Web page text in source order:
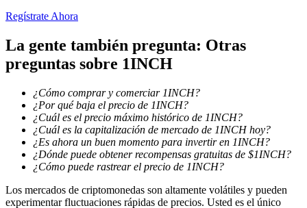
Préstamos
Servicio de préstamos respaldado por criptomonedas
Regístrate Ahora
La gente también pregunta: Otras
preguntas sobre 1INCH
¿Cómo comprar y comerciar 1INCH?
¿Por qué baja el precio de 1INCH?
¿Cuál es el precio máximo histórico de 1INCH?
¿Cuál es la capitalización de mercado de 1INCH hoy?
¿Es ahora un buen momento para invertir en 1INCH?
¿Dónde puede obtener recompensas gratuitas de $1INCH?
¿Cómo puede rastrear el precio de 1INCH?
Los mercados de criptomonedas son altamente volátiles y pueden
experimentar fluctuaciones rápidas de precios. Usted es el único